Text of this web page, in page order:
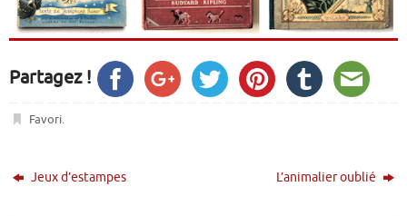
Partagez !
Favori.
Jeux d’estampes L’animalier oublié